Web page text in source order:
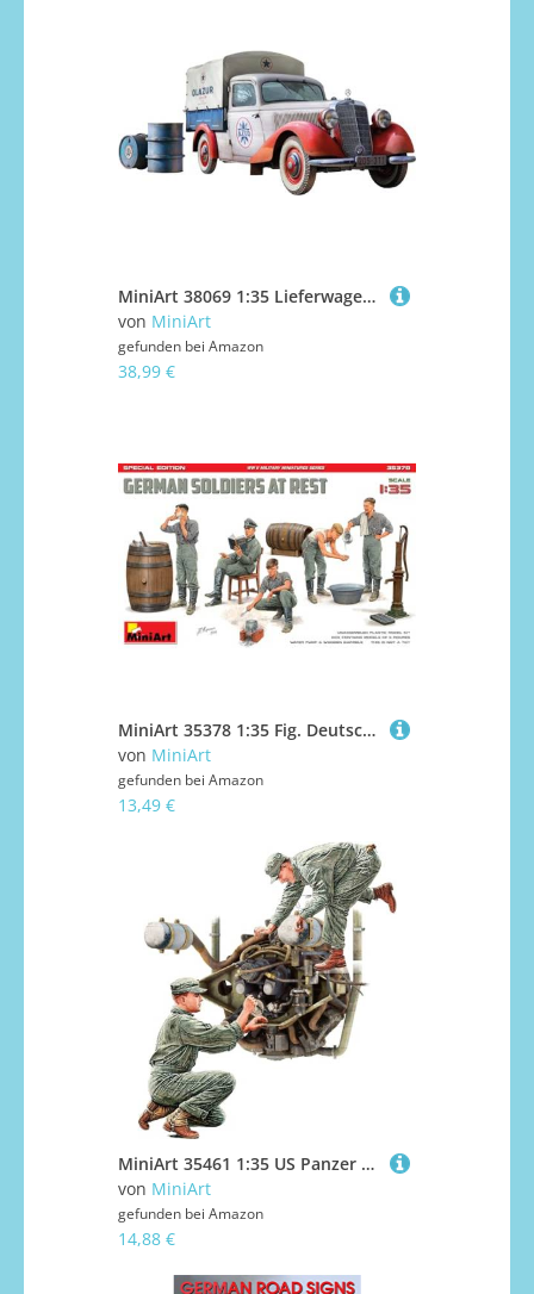
MiniArt 38069 1:35 Lieferwagen Typ 170V Ölfässer - originalgetreue Nachbildung, Modellbau, Plastik Bausatz, Basteln, Hobby, Kleben, Modellbausatz, Zusammenbauen, unlackiert
von MiniArt
gefunden bei Amazon
38,99 €
MiniArt 35378 1:35 Fig. Deutsche Soldaten in Ruhe (5) SE - originalgetreue Nachbildung, Modellbau, Plastik Bausatz, Basteln, Hobby, Kleben, Modellbausatz, Zusammenbauen, unlackiert
von MiniArt
gefunden bei Amazon
13,49 €
MiniArt 35461 1:35 US Panzer Rep. Crew m. W670 Motor - originalgetreue Nachbildung, Modellbau, Plastik Bausatz, Basteln, Hobby, Kleben, Modellbausatz, Zusammenbauen, unlackiert
von MiniArt
gefunden bei Amazon
14,88 €